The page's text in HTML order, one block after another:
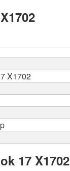
X1702
17 X1702